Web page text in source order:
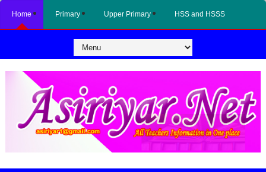
Home Primary Upper Primary HSS and HSSS